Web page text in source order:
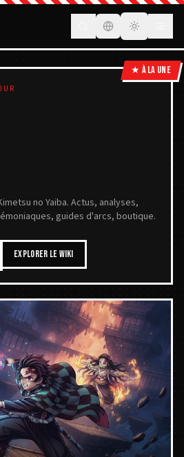
FR
★ À LA UNE
no Yaiba. Actus, analyses,
guides d'arcs, boutique.
EXPLORER LE WIKI